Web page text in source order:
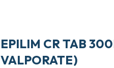
EPILIM CR TAB
VALPORATE)